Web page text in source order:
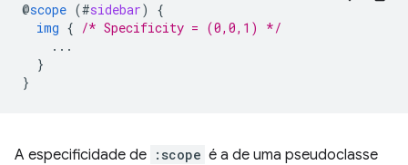
@scope (#sidebar)
{
img { /* Specificity = (0,0,1) */
...
}
}
A especificidade de :scope é a de uma pseudoclasse